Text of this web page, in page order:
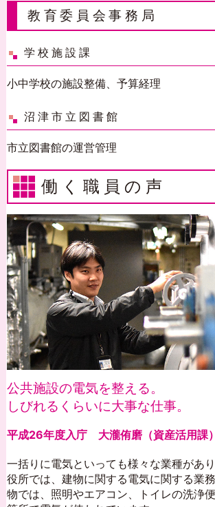
教育委員会事務局
学校施設課
小中学校の施設整備、予算経理
沼津市立図書館
市立図書館の運営管理
働く職員の声
公共施設の電気を整える。
しびれるくらいに大事な仕事。
平成26年度入庁 大瀧侑磨（資産活用課）
一括りに電気といっても様々な業種があ
役所では、建物に関する電気に関する業
物では、照明やエアコン、トイレの洗浄